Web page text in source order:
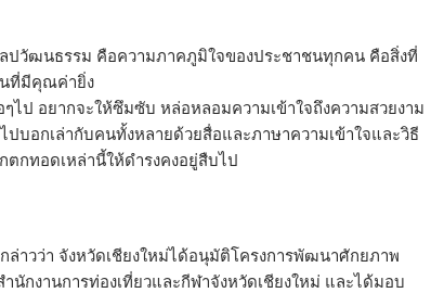
ปวัฒนธรรม คือความภาคภูมิใจของประชาชนทุกคน คือสิ่งที่
นที่มีคุณค่ายิ่ง
ป อยากจะให้ซึมซับ หล่อหลอมความเข้าใจถึงความสวยงาม
อกเล่ากับคนทั้งหลายด้วยสื่อและภาษาความเข้าใจและวิธี
กทอดเหล่านี้ให้ดำรงคงอยู่สืบไป
าวว่า จังหวัดเชียงใหม่ได้อนุมัติโครงการพัฒนาศักยภาพ
กงานการท่องเที่ยวและกีฬาจังหวัดเชียงใหม่ และได้มอบ